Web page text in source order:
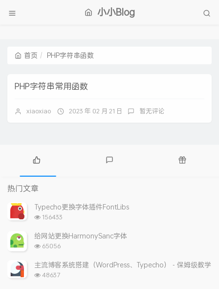
小小Blog
首页 PHP字符串函数
PHP字符串常用函数
xiaoxiao 2023 年 02 月 21 日 暂无评论
热
门
文
章
论
热门文章
Typecho更换字体插件FontLibs
浏
次
数:
156433
给网站更换HarmonySanc字体
浏
次
数:
65056
主流博客系统搭建（WordPress、Typecho） - 保姆级教学
浏
48637